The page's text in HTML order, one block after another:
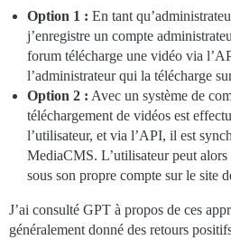
Option 1 : En tant
j’enregistre un compte
forum télécharge une vidéo via
l’administrateur qui la télécharge
Option 2 : Avec un système de
téléchargement de vidéos est
l’utilisateur, et via l’API, il est
MediaCMS. L’utilisateur peut
sous son propre compte sur le site
J’ai consulté GPT à propos de ces
généralement donné des retours